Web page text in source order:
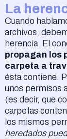
La
Cuando
archivos,
herencia. El
propagan los
carpeta a
ésta contiene.
unos permisos
(es decir, que
carpetas
los mismos
heredados